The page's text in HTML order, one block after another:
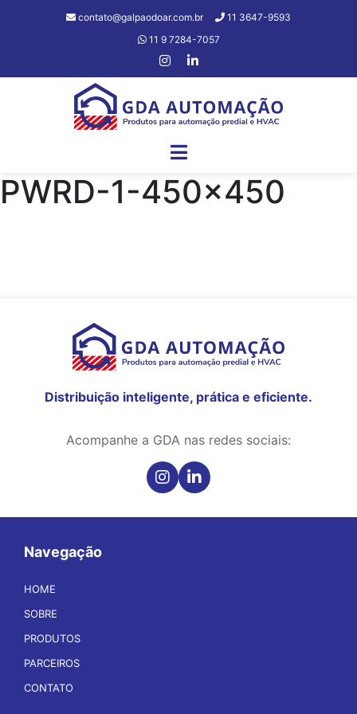
contato@galpaodoar.com.br
11 3647-9593
11 9 7284-7057
PWRD-1-450×450
Distribuição inteligente, prática e eficiente.
Acompanhe a GDA nas redes sociais:
Navegação
HOME
SOBRE
PRODUTOS
PARCEIROS
CONTATO